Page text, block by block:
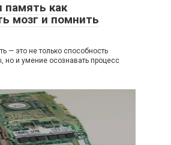
память как
мозг и помнить
— это не только способность
но и умение осознавать процесс